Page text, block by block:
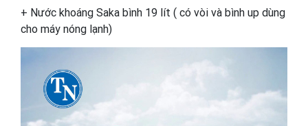
+ Nước khoáng Saka bình 19 lít ( có vòi và bình up dùng
cho máy nóng lạnh)